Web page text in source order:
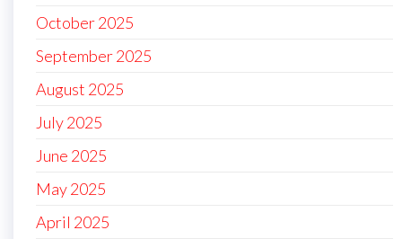
October 2025
September 2025
August 2025
July 2025
June 2025
May 2025
April 2025